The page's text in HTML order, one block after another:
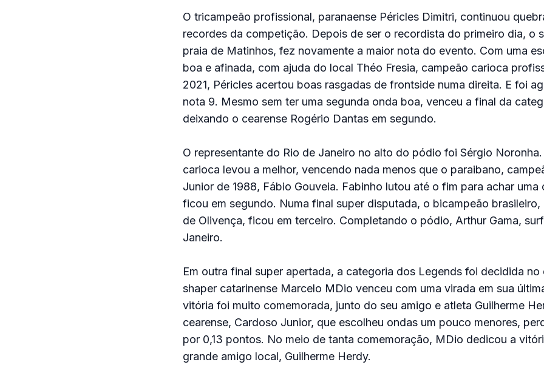
O tricampeão profissional, paranaense Péricles Dimitri, continuou
recordes da competição. Depois de ser o recordista do primeiro dia, o
praia de Matinhos, fez novamente a maior nota do evento. Com uma
boa e afinada, com ajuda do local Théo Fresia, campeão carioca
2021, Péricles acertou boas rasgadas de frontside numa direita. E foi
nota 9. Mesmo sem ter uma segunda onda boa, venceu a final da
deixando o cearense Rogério Dantas em segundo.
O representante do Rio de Janeiro no alto do pódio foi Sérgio
carioca levou a melhor, vencendo nada menos que o paraibano,
Junior de 1988, Fábio Gouveia. Fabinho lutou até o fim para achar uma
ficou em segundo. Numa final super disputada, o bicampeão
de Olivença, ficou em terceiro. Completando o pódio, Arthur Gama,
Janeiro.
Em outra final super apertada, a categoria dos Legends foi decidida no
shaper catarinense Marcelo MDio venceu com uma virada em sua
vitória foi muito comemorada, junto do seu amigo e atleta Guilherme
cearense, Cardoso Junior, que escolheu ondas um pouco menores,
por 0,13 pontos. No meio de tanta comemoração, MDio dedicou a
grande amigo local, Guilherme Herdy.